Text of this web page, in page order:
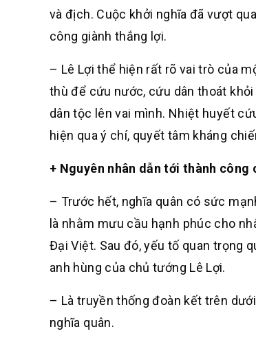
và địch. Cuộc khởi nghĩa đã vượt
công giành thắng lợi.
– Lê Lợi thể hiện rất rõ vai trò của
thù để cứu nước, cứu dân thoát
dân tộc lên vai mình. Nhiệt huyết
hiện qua ý chí, quyết tâm kháng
+ Nguyên nhân dẫn tới thành công
– Trước hết, nghĩa quân có sức
là nhằm mưu cầu hạnh phúc cho
Đại Việt. Sau đó, yếu tố quan trọng
anh hùng của chủ tướng Lê Lợi.
– Là truyền thống đoàn kết trên
nghĩa quân.